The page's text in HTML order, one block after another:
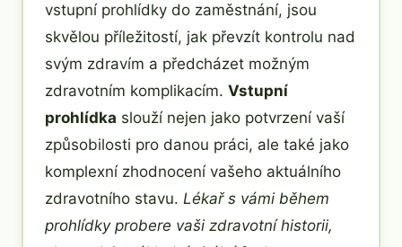
vstupní prohlídky do zaměstnání, jsou
skvělou příležitostí, jak převzít kontrolu nad
svým zdravím a předcházet možným
zdravotním komplikacím. Vstupní
prohlídka slouží nejen jako potvrzení vaší
způsobilosti pro danou práci, ale také jako
komplexní zhodnocení vašeho aktuálního
zdravotního stavu. Lékař s vámi během
prohlídky probere vaši zdravotní historii,